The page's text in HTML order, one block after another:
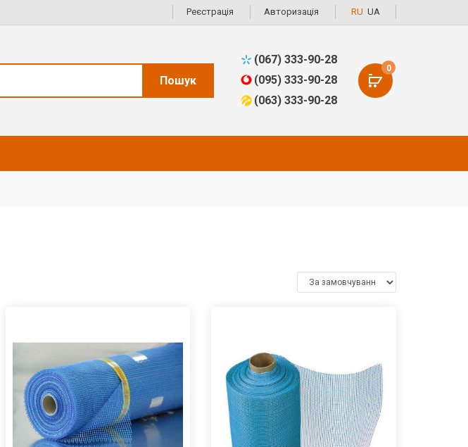
Реєстрація Авторизація RU UA
Пошук
(067) 333-90-28
(095) 333-90-28
(063) 333-90-28
0